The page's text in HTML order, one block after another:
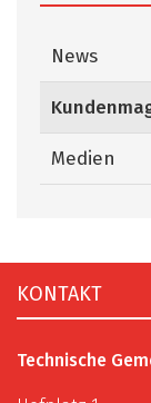
News
Medien
Fusszeile
KONTAKT
Technische